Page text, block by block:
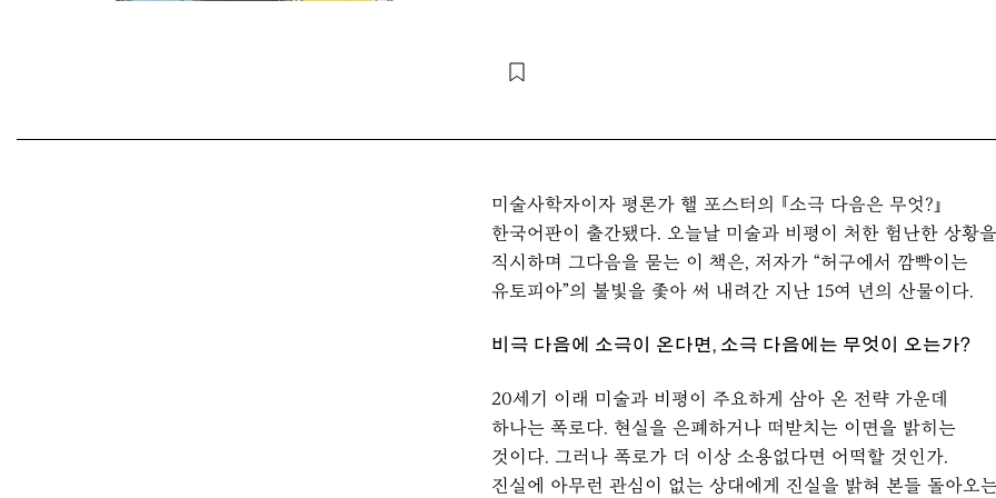
미술사학자이자 평론가 핼 포스터의 『소극 다음은 무엇?』
한국어판이 출간됐다. 오늘날 미술과 비평이 처한 험난한 상황을
직시하며 그다음을 묻는 이 책은, 저자가 “허구에서 깜빡이는
유토피아”의 불빛을 좇아 써 내려간 지난 15여 년의 산물이다.
비극 다음에 소극이 온다면, 소극 다음에는 무엇이 오는가?
20세기 이래 미술과 비평이 주요하게 삼아 온 전략 가운데
하나는 폭로다. 현실을 은폐하거나 떠받치는 이면을 밝히는
것이다. 그러나 폭로가 더 이상 소용없다면 어떡할 것인가.
진실에 아무런 관심이 없는 상대에게 진실을 밝혀 본들 돌아오는